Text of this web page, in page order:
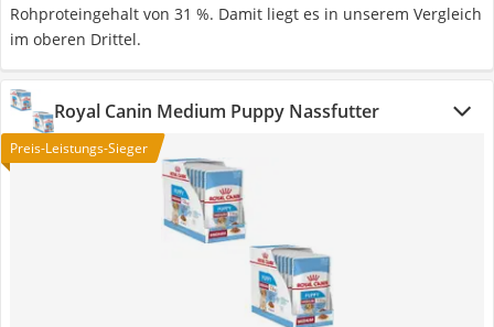
Rohproteingehalt von 31 %. Damit liegt es in unserem Vergleich
im oberen Drittel.
Royal Canin Medium Puppy Nassfutter
Preis-Leistungs-Sieger